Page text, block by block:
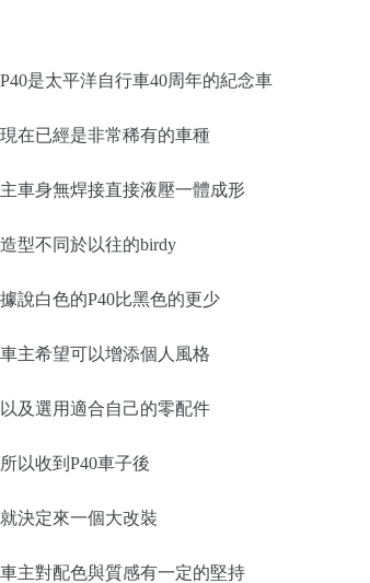
P40是太平洋自行車40周年的紀念車
現在已經是非常稀有的車種
主車身無焊接直接液壓一體成形
造型不同於以往的birdy
據說白色的P40比黑色的更少
車主希望可以增添個人風格
以及選用適合自己的零配件
所以收到P40車子後
就決定來一個大改裝
車主對配色與質感有一定的堅持